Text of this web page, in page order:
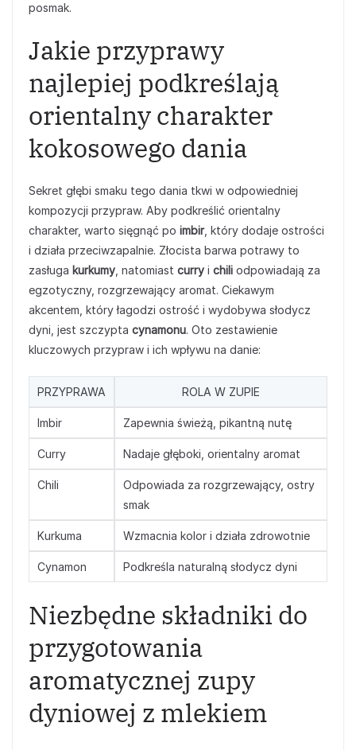
posmak.
Jakie przyprawy
najlepiej podkreślają
orientalny charakter
kokosowego dania
Sekret głębi smaku tego dania tkwi w odpowiedniej
kompozycji przypraw. Aby podkreślić orientalny
charakter, warto sięgnąć po imbir, który dodaje ostrości
i działa przeciwzapalnie. Złocista barwa potrawy to
zasługa kurkumy , natomiast curry i chili odpowiadają za
egzotyczny, rozgrzewający aromat. Ciekawym
akcentem, który łagodzi ostrość i wydobywa słodycz
dyni, jest szczypta cynamonu. Oto zestawienie
kluczowych przypraw i ich wpływu na danie:
PRZYPRAWA ROLA W ZUPIE
Imbir Zapewnia świeżą, pikantną nutę
Curry Nadaje głęboki, orientalny aromat
Chili
Odpowiada za rozgrzewający, ostry
smak
Kurkuma Wzmacnia kolor i działa zdrowotnie
Cynamon Podkreśla naturalną słodycz dyni
Niezbędne składniki do
przygotowania
aromatycznej zupy
dyniowej z mlekiem